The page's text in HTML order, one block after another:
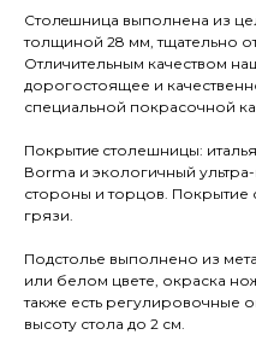
Cтолeшницa выполнена из
толщиной 28 мм, тщательно
Отличительным качеством
дорогостоящее и
специальной покрасочной
Покрытиe столешницы:
Воrmа и экологичный
стороны и торцов. Покрытие
грязи.
Подстолье выполнено из
или белом цвете, окраска
также есть регулировочные
высоту стола до 2 см.